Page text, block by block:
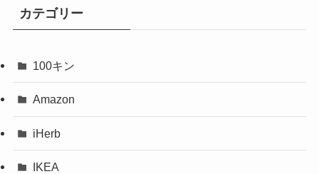
カテゴリー
100キン
Amazon
iHerb
IKEA